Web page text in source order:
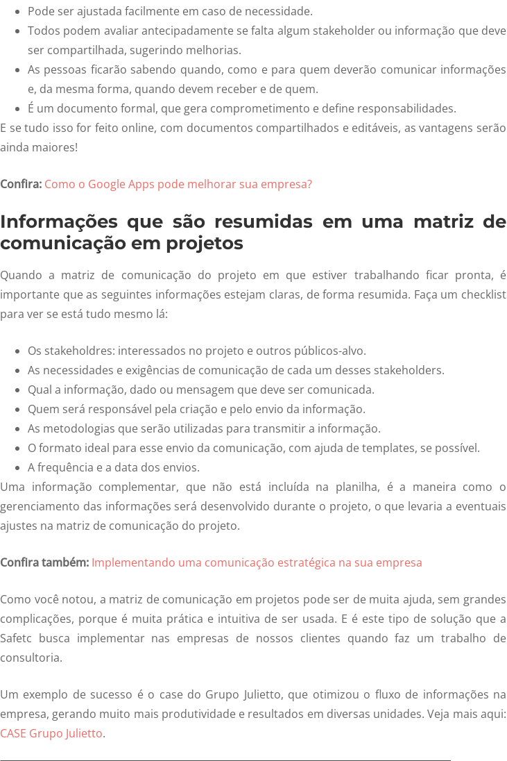
Pode ser ajustada facilmente em caso de necessidade.
Todos podem avaliar antecipadamente se falta algum stakeholder ou informação que deve
ser compartilhada, sugerindo melhorias.
As pessoas ficarão sabendo quando, como e para quem deverão comunicar informações
e, da mesma forma, quando devem receber e de quem.
É um documento formal, que gera comprometimento e define responsabilidades.
E se tudo isso for feito online, com documentos compartilhados e editáveis, as vantagens serão
ainda maiores!
Confira: Como o Google Apps pode melhorar sua empresa?
Informações que são resumidas em uma matriz de
comunicação em projetos
Quando a matriz de comunicação do projeto em que estiver trabalhando ficar pronta, é
importante que as seguintes informações estejam claras, de forma resumida. Faça um checklist
para ver se está tudo mesmo lá:
Os stakeholdres: interessados no projeto e outros públicos-alvo.
As necessidades e exigências de comunicação de cada um desses stakeholders.
Qual a informação, dado ou mensagem que deve ser comunicada.
Quem será responsável pela criação e pelo envio da informação.
As metodologias que serão utilizadas para transmitir a informação.
O formato ideal para esse envio da comunicação, com ajuda de templates, se possível.
A frequência e a data dos envios.
Uma informação complementar, que não está incluída na planilha, é a maneira como o
gerenciamento das informações será desenvolvido durante o projeto, o que levaria a eventuais
ajustes na matriz de comunicação do projeto.
Confira também: Implementando uma comunicação estratégica na sua empresa
Como você notou, a matriz de comunicação em projetos pode ser de muita ajuda, sem grandes
complicações, porque é muita prática e intuitiva de ser usada. E é este tipo de solução que a
Safetc busca implementar nas empresas de nossos clientes quando faz um trabalho de
consultoria.
Um exemplo de sucesso é o case do Grupo Julietto, que otimizou o fluxo de informações na
empresa, gerando muito mais produtividade e resultados em diversas unidades. Veja mais aqui:
CASE Grupo Julietto.